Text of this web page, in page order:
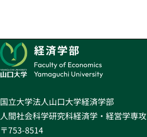
国立大学法人山口大学経済学部
人間社会科学研究科経済学・経営学専攻
〒753-8514